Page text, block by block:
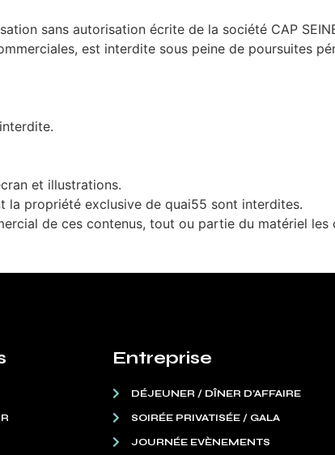
sans autorisation écrite de la société CAP
est interdite sous peine de poursuites
et illustrations.
la propriété exclusive de quai55 sont interdites.
de ces contenus, tout ou partie du matériel les
Entreprise
DÉJEUNER / DÎNER D’AFFAIRE
SOIRÉE PRIVATISÉE / GALA
JOURNÉE EVÈNEMENTS